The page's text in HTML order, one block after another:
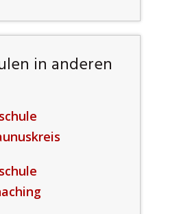
in anderen